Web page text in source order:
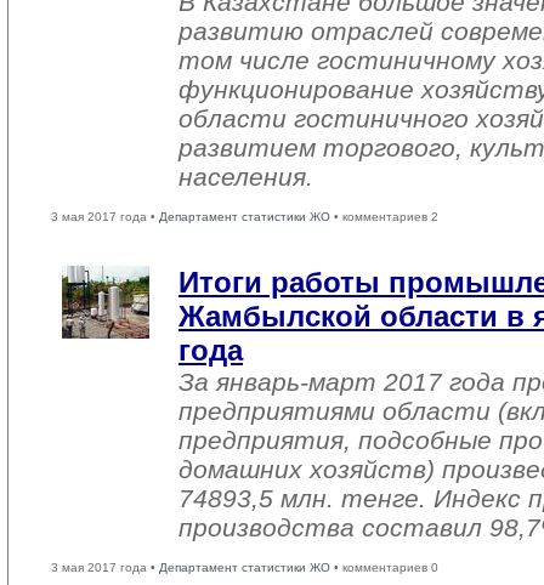
развитию отраслей
том числе гостиничному
функционирование
области гостиничного
развитием торгового,
населения.
3 мая 2017 года • Департамент статистики ЖО • комментариев 2
Итоги работы
Жамбылской области в
года
За январь-март 2017 года
предприятиями области
предприятия, подсобные
домашних хозяйств)
74893,5 млн. тенге. Индекс
производства составил
3 мая 2017 года • Департамент статистики ЖО • комментариев 0